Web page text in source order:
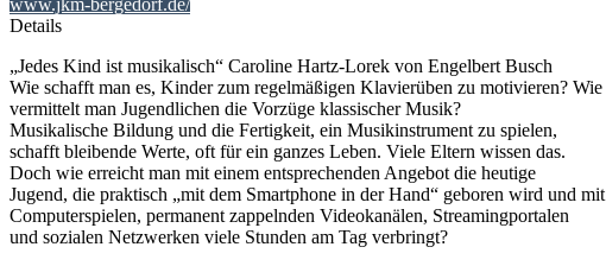
www.jkm-bergedorf.de/
Details
„Jedes Kind ist musikalisch“ Caroline Hartz-Lorek von Engelbert Busch
Wie schafft man es, Kinder zum regelmäßigen Klavierüben zu motivieren? Wie
vermittelt man Jugendlichen die Vorzüge klassischer Musik?
Musikalische Bildung und die Fertigkeit, ein Musikinstrument zu spielen,
schafft bleibende Werte, oft für ein ganzes Leben. Viele Eltern wissen das.
Doch wie erreicht man mit einem entsprechenden Angebot die heutige
Jugend, die praktisch „mit dem Smartphone in der Hand“ geboren wird und mit
Computerspielen, permanent zappelnden Videokanälen, Streamingportalen
und sozialen Netzwerken viele Stunden am Tag verbringt?